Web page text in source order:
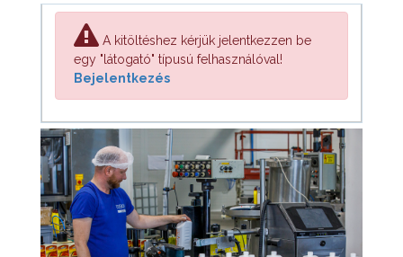
A kitöltéshez kérjük jelentkezzen be
egy "látogató" típusú felhasználóval!
Bejelentkezés